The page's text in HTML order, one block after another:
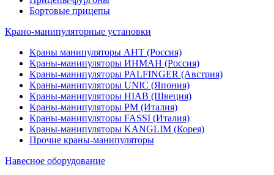
Бортовые прицепы
Крано-манипуляторные установки
Краны манипуляторы АНТ (Россия)
Краны-манипуляторы ИНМАН (Россия)
Краны-манипуляторы PALFINGER (Австрия)
Краны-манипуляторы UNIC (Япония)
Краны-манипуляторы HIAB (Швеция)
Краны-манипуляторы PM (Италия)
Краны-манипуляторы FASSI (Италия)
Краны-манипуляторы KANGLIM (Корея)
Прочие краны-манипуляторы
Навесное оборудование